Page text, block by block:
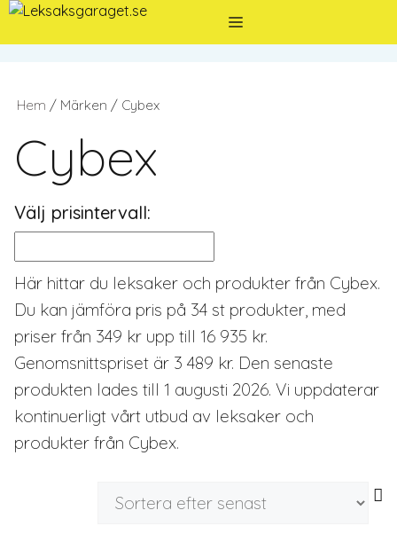
Hoppa
till
Meny
Hem / Märken / Cybex
Cybex
Välj prisintervall:
Här hittar du leksaker och produkter från Cybex.
Du kan jämföra pris på 34 st produkter, med
priser från 349 kr upp till 16 935 kr.
Genomsnittspriset är 3 489 kr. Den senaste
produkten lades till 1 augusti 2026. Vi uppdaterar
kontinuerligt vårt utbud av leksaker och
produkter från Cybex.